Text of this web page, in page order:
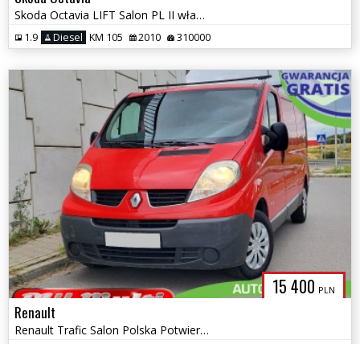
Skoda Octavia LIFT Salon PL II właściciel ZAMIANA GWARANCJA!
1.9 Diesel KM 105 2010 310000
15 400 PLN
Renault
Renault Trafic Salon Polska Potwierdzony przebieg ZAMIANA GWARANCJA!